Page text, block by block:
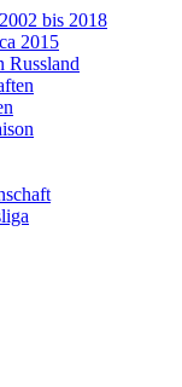
bis 2018
2015
Russland